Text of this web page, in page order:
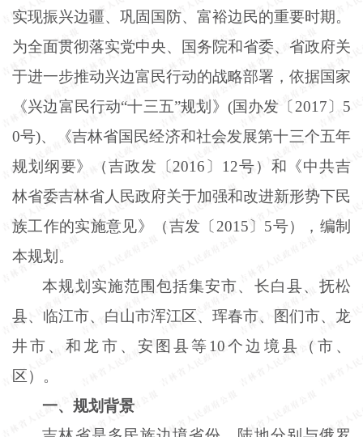
实现振兴边疆、巩固国防、富裕边民的重要时期。
为全面贯彻落实党中央、国务院和省委、省政府关
于进一步推动兴边富民行动的战略部署，依据国家
《兴边富民行动“十三五”规划》(国办发〔2017〕5
0号)、《吉林省国民经济和社会发展第十三个五年
规划纲要》（吉政发〔2016〕12号）和《中共吉
林省委吉林省人民政府关于加强和改进新形势下民
族工作的实施意见》（吉发〔2015〕5号），编制
本规划。
本规划实施范围包括集安市、长白县、抚松
县、临江市、白山市浑江区、珲春市、图们市、龙
井市、和龙市、安图县等 10个边境县（市、
区）。
一、规划背景